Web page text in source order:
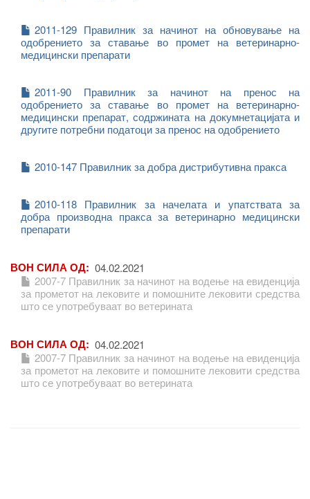
2011-129 Правилник за начинот на обновување на
одобрението за ставање во промет на ветеринарно-
медицински препарати
2011-90 Правилник за начинот на пренос на
одобрението за ставање во промет на ветеринарно-
медицински препарат, содржината на докумнетацијата и
другите потребни податоци за пренос на одобрението
2010-147 Правилник за добра дистрибутивна пракса
2010-118 Правилник за начелата и упатствата за
добра производна пракса за ветеринарно медицински
препарати
ВОН СИЛА ОД
04.02.2021
2007-7 Правилник за начинот на водење на евиденција
за прометот на лековите и помошните лековити средства
што се употребуваат во ветерината
ВОН СИЛА ОД
04.02.2021
2007-7 Правилник за начинот на водење на евиденција
за прометот на лековите и помошните лековити средства
што се употребуваат во ветерината